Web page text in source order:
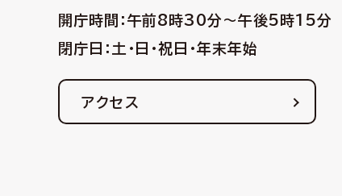
開庁時間：午前8時30分〜午後5時15分
閉庁日：土・日・祝日・年末年始
アクセス